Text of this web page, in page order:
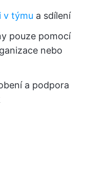
v týmu a sdílení
pouze pomocí
nebo
a podpora